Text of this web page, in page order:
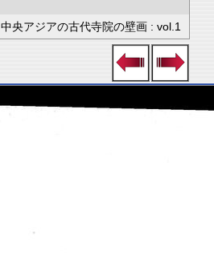
中央アジアの古代寺院の壁画 : vol.1